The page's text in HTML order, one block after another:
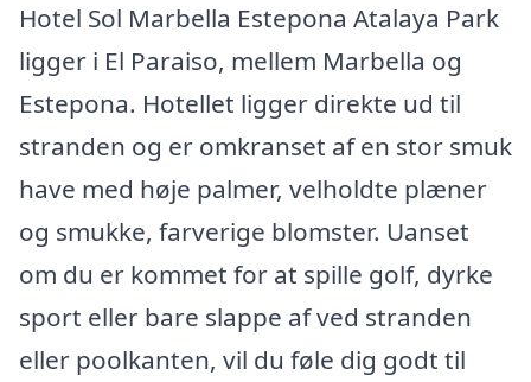
Hotel Sol Marbella Estepona Atalaya Park
ligger i El Paraiso, mellem Marbella og
Estepona. Hotellet ligger direkte ud til
stranden og er omkranset af en stor smuk
have med høje palmer, velholdte plæner
og smukke, farverige blomster. Uanset
om du er kommet for at spille golf, dyrke
sport eller bare slappe af ved stranden
eller poolkanten, vil du føle dig godt til